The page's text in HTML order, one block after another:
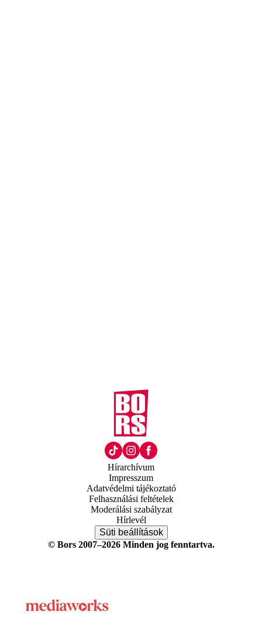
Hírarchívum
Impresszum
Adatvédelmi tájékoztató
Felhasználási feltételek
Moderálási szabályzat
Hírlevél
Süti beállítások
© Bors 2007–2026 Minden jog fenntartva.